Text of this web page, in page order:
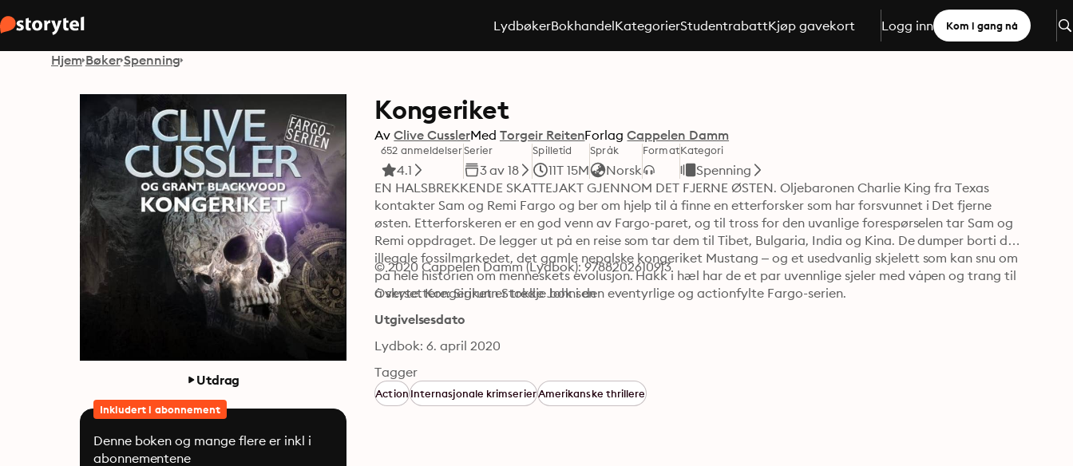
LydbøkerBokhandelKategorierStudentrabattKjøp gavekort Logg inn Kom i gang nå
Hjem Bøker Spenning
Utdrag
Inkludert i abonnement
Denne boken og mange flere er inkl i
abonnementene
Kongeriket
Av Clive CusslerMed Torgeir ReitenForlag Cappelen Damm
652 anmeldelser
4.1
Serier
3 av 18
Spilletid
11T 15M
Språk
Norsk
FormatKategori
Spenning
EN HALSBREKKENDE SKATTEJAKT GJENNOM DET FJERNE ØSTEN. Oljebaronen Charlie King fra Texas
kontakter Sam og Remi Fargo og ber om hjelp til å finne en etterforsker som har forsvunnet i Det fjerne
østen. Etterforskeren er en god venn av Fargo-paret, og til tross for den uvanlige forespørselen tar Sam og
Remi oppdraget. De legger ut på en reise som tar dem til Tibet, Bulgaria, India og Kina. De dumper borti det
illegale fossilmarkedet, det gamle nepalske kongeriket Mustang – og et usedvanlig skjelett som kan snu om
på hele historien om menneskets evolusjon. Hakk i hæl har de et par uvennlige sjeler med våpen og trang til
å skyte. Kongeriket er tredje bok i den eventyrlige og actionfylte Fargo-serien.
© 2020 Cappelen Damm (Lydbok): 9788202610913
Oversettere: Sigrunn Stokke Johnsen
Utgivelsesdato
Lydbok: 6. april 2020
Tagger
ActionInternasjonale krimserierAmerikanske thrillere